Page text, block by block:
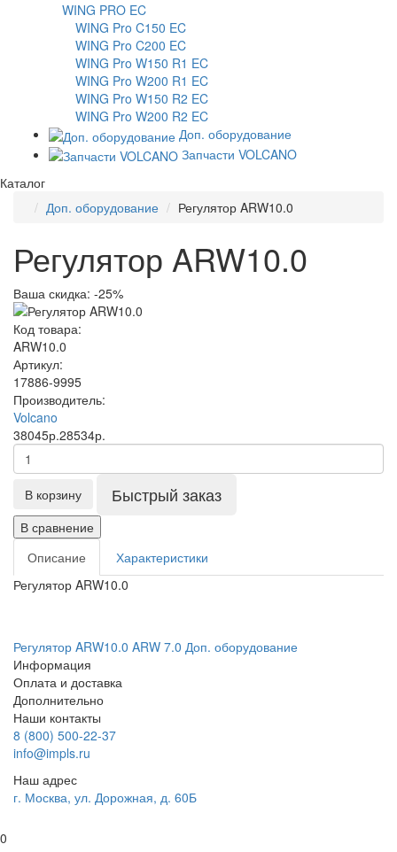
WING PRO EC
WING Pro C150 EC
WING Pro C200 EC
WING Pro W150 R1 EC
WING Pro W200 R1 EC
WING Pro W150 R2 EC
WING Pro W200 R2 EC
Доп. оборудование
Запчасти VOLCANO
Каталог
Доп. оборудование
Регулятор ARW10.0
Регулятор ARW10.0
Ваша скидка: -25%
Код товара:
ARW10.0
Артикул:
17886-9995
Производитель:
Volcano
38045р.28534р.
В корзину Быстрый заказ
В сравнение
Описание
Характеристики
Регулятор ARW10.0
Регулятор ARW10.0 ARW 7.0 Доп. оборудование
Информация
Оплата и доставка
Дополнительно
Наши контакты
8 (800) 500-22-37
info@impls.ru
Наш адрес
г. Москва, ул. Дорожная, д. 60Б
0